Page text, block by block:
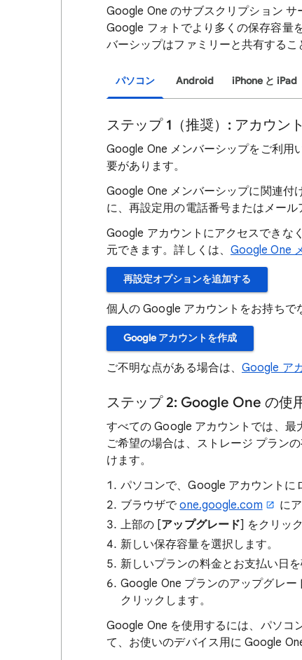
Google One のサブスクリプション サ
Google フォトでより多くの保存容量
バーシップはファミリーと共有するこ
パソコン Android iPhone と iPad
ステップ 1（推奨）: アカウン
Google One メンバーシップをご利用
要があります。
Google One メンバーシップに関連付
に、再設定用の電話番号またはメール
Google アカウントにアクセスできな
元できます。詳しくは、 Google One
再設定オプションを追加する
個人の Google アカウントをお持ちで
Google アカウントを作成
ご不明な点がある場合は、 Google ア
ステップ 2: Google One の使
すべての Google アカウントでは、最
ご希望の場合は、ストレージ プラン
けます。
パソコンで、Google アカウントに
ブラウザでone.google.com
に
上部の [アップグレード] をクリッ
新しい保存容量を選択します。
新しいプランの料金とお支払い日
Google One プランのアップグレ
クリックします。
Google One を使用するには、パソコ
て、お使いのデバイス用に Google